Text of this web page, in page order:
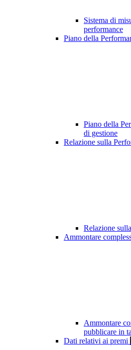
Sistema di
performance
Piano della
Piano della
di gestione
Relazione sulla
Relazione
Ammontare
Ammontare
pubblicare in
Dati relativi ai premi